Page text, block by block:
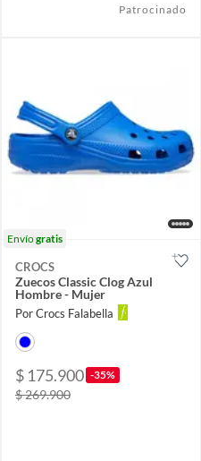
Patrocinado
Envíogratis
CROCS
Zuecos Classic Clog Azul
Hombre - Mujer
Por Crocs Falabella
$ 175.900 -35%
$ 269.900